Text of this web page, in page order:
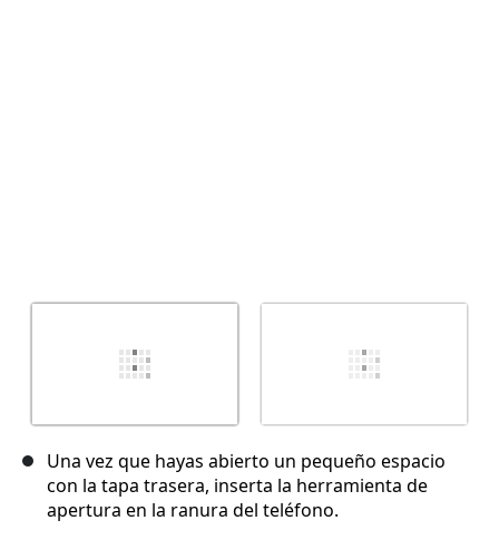
Una vez que hayas abierto un pequeño espacio
con la tapa trasera, inserta la herramienta de
apertura en la ranura del teléfono.